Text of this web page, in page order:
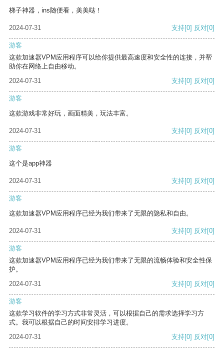
梯子神器，ins随便看，美美哒！
2024-07-31 支持[0] 反对[0]
游客
这款加速器VPM应用程序可以给你提供最高速度和安全性的连接，并帮
助你在网络上自由移动。
2024-07-31
支持[0] 反对[0]
游客
这款游戏非常好玩，画面精美，玩法丰富。
2024-07-31 支持[0] 反对[0]
游客
这个是app神器
2024-07-31 支持[0] 反对[0]
游客
这款加速器VPM应用程序已经为我们带来了无限的隐私和自由。
2024-07-31 支持[0] 反对[0]
游客
这款加速器VPM应用程序已经为我们带来了无限的流畅体验和安全性保
护。
2024-07-31
支持[0] 反对[0]
游客
这款学习软件的学习方式非常灵活，可以根据自己的需求选择学习方
式。我可以根据自己的时间安排学习进度。
2024-07-31
支持[0] 反对[0]